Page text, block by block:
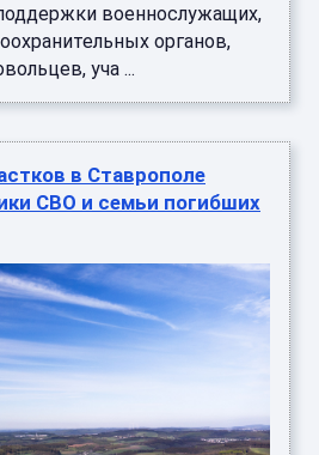
военнослужащих,
органов,
уча ...
в Ставрополе
СВО и семьи погибших